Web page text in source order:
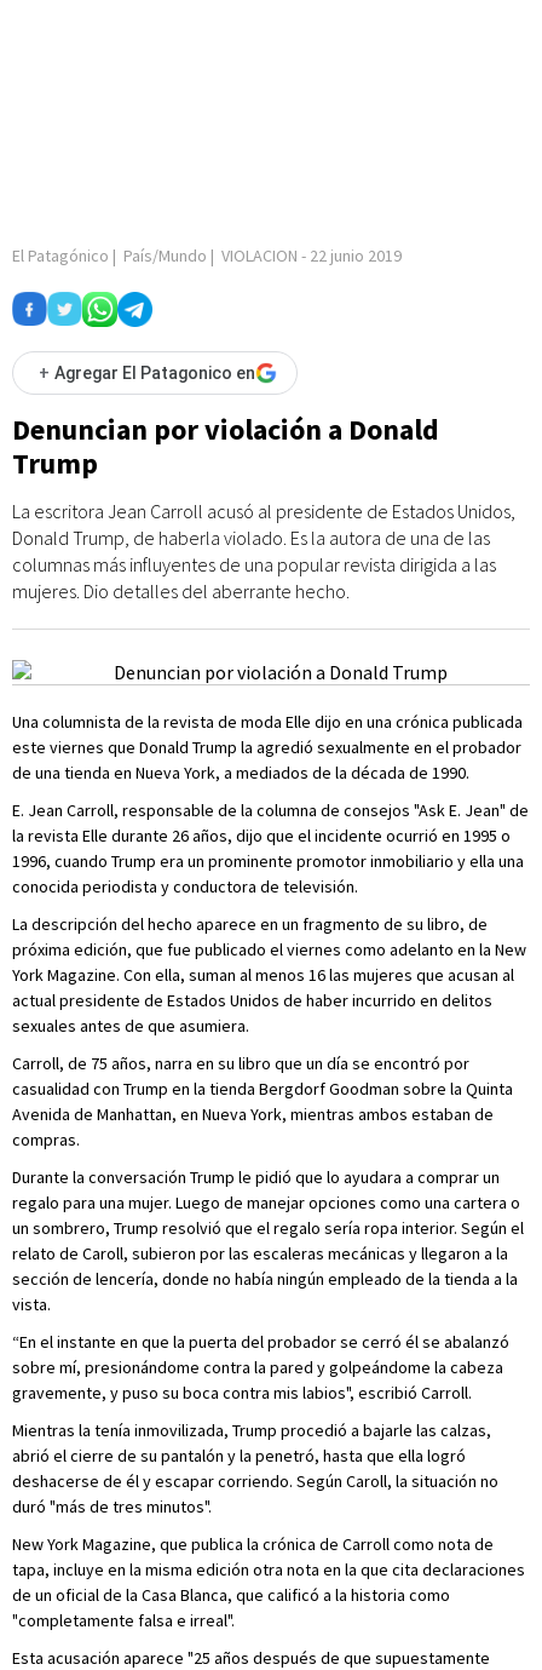
El Patagónico | País/Mundo | VIOLACION - 22 junio 2019
+ Agregar El Patagonico en
Denuncian por violación a Donald
Trump
La escritora Jean Carroll acusó al presidente de Estados Unidos,
Donald Trump, de haberla violado. Es la autora de una de las
columnas más influyentes de una popular revista dirigida a las
mujeres. Dio detalles del aberrante hecho.
Una columnista de la revista de moda Elle dijo en una crónica publicada
este viernes que Donald Trump la agredió sexualmente en el probador
de una tienda en Nueva York, a mediados de la década de 1990.
E. Jean Carroll, responsable de la columna de consejos "Ask E. Jean" de
la revista Elle durante 26 años, dijo que el incidente ocurrió en 1995 o
1996, cuando Trump era un prominente promotor inmobiliario y ella una
conocida periodista y conductora de televisión.
La descripción del hecho aparece en un fragmento de su libro, de
próxima edición, que fue publicado el viernes como adelanto en la New
York Magazine. Con ella, suman al menos 16 las mujeres que acusan al
actual presidente de Estados Unidos de haber incurrido en delitos
sexuales antes de que asumiera.
Carroll, de 75 años, narra en su libro que un día se encontró por
casualidad con Trump en la tienda Bergdorf Goodman sobre la Quinta
Avenida de Manhattan, en Nueva York, mientras ambos estaban de
compras.
Durante la conversación Trump le pidió que lo ayudara a comprar un
regalo para una mujer. Luego de manejar opciones como una cartera o
un sombrero, Trump resolvió que el regalo sería ropa interior. Según el
relato de Caroll, subieron por las escaleras mecánicas y llegaron a la
sección de lencería, donde no había ningún empleado de la tienda a la
vista.
“En el instante en que la puerta del probador se cerró él se abalanzó
sobre mí, presionándome contra la pared y golpeándome la cabeza
gravemente, y puso su boca contra mis labios", escribió Carroll.
Mientras la tenía inmovilizada, Trump procedió a bajarle las calzas,
abrió el cierre de su pantalón y la penetró, hasta que ella logró
deshacerse de él y escapar corriendo. Según Caroll, la situación no
duró "más de tres minutos".
New York Magazine, que publica la crónica de Carroll como nota de
tapa, incluye en la misma edición otra nota en la que cita declaraciones
de un oficial de la Casa Blanca, que calificó a la historia como
"completamente falsa e irreal".
Esta acusación aparece "25 años después de que supuestamente